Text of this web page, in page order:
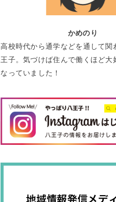
かめのり
高校時代から通学などを通して関
王子。気づけば住んで働くほど大
なっていました！